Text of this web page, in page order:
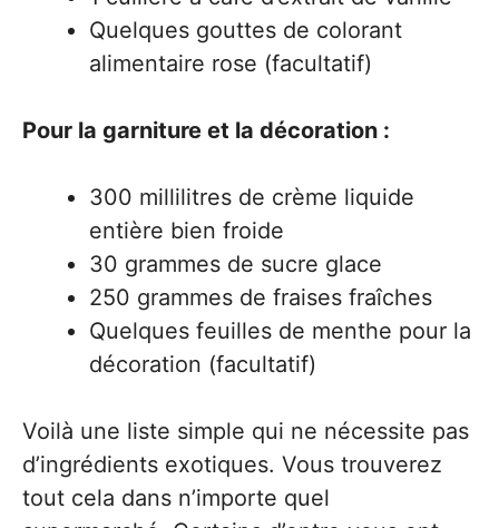
Quelques gouttes de colorant
alimentaire rose (facultatif)
Pour la garniture et la décoration :
300 millilitres de crème liquide
entière bien froide
30 grammes de sucre glace
250 grammes de fraises fraîches
Quelques feuilles de menthe pour la
décoration (facultatif)
Voilà une liste simple qui ne nécessite pas
d’ingrédients exotiques. Vous trouverez
tout cela dans n’importe quel